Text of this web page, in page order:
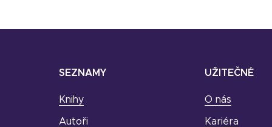
SEZNAMY
Knihy
Autoři
UŽITEČNÉ
O nás
Kariéra